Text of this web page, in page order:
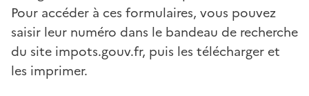
Pour accéder à ces formulaires, vous pouvez
saisir leur numéro dans le bandeau de recherche
du site impots.gouv.fr, puis les télécharger et
les imprimer.